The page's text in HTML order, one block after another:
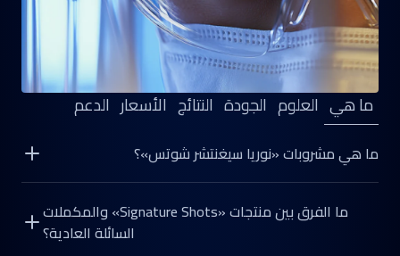
ما هي
ما هي مشروبات «نوريا سيغنتشر شوتس»؟
"Signature Shots" هي تركيبات مكملات سائلة مصنوعة بدقة
متناهية، تم تطويرها حصريًّا لتتناسب مع تركيبتك البيولوجية
ما الفرق بين منتجات «Signature Shots» والمكملات